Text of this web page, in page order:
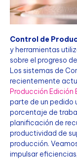
Control de
y herramientas
sobre el progreso
Los sistemas de
recientemente
Producción Edición
parte de un pedido
porcentaje de
planificación de
productividad de
producción.
impulsar